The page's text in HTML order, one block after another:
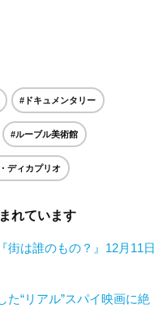
#ドキュメンタリー
#ルーブル美術館
ディカプリオ
れています
街は誰のもの？』12月11日
“リアル”スパイ映画に絶